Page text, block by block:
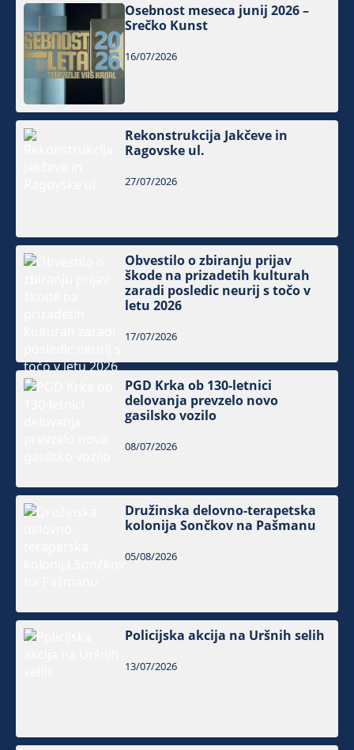
Osebnost meseca junij 2026 –
Srečko Kunst
16/07/2026
Rekonstrukcija Jakčeve in
Ragovske ul.
27/07/2026
Obvestilo o zbiranju prijav
škode na prizadetih kulturah
zaradi posledic neurij s točo v
letu 2026
17/07/2026
PGD Krka ob 130-letnici
delovanja prevzelo novo
gasilsko vozilo
08/07/2026
Družinska delovno-terapetska
kolonija Sončkov na Pašmanu
05/08/2026
Policijska akcija na Uršnih selih
13/07/2026